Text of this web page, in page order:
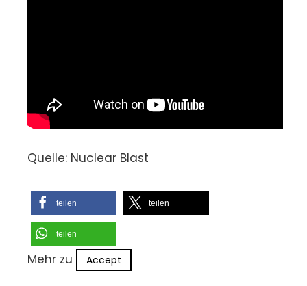
Quelle: Nuclear Blast
teilen teilen
teilen
Mehr zu Accept